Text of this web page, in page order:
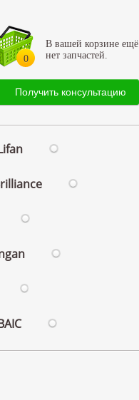
0
В вашей корзине ещё
нет запчастей.
Получить консультацию